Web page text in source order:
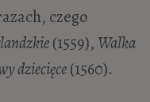
czego
(1559), Walka
dziecięce(1560).